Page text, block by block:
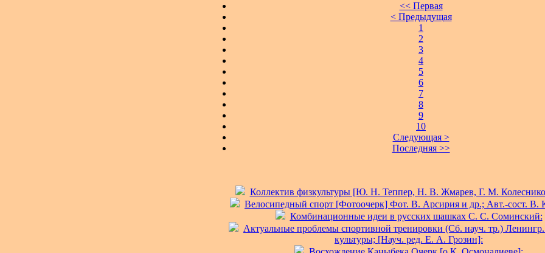
<< Первая
< Предыдущая
1
2
3
4
5
6
7
8
9
10
Следующая >
Последняя >>
Коллектив физкультуры [Ю. Н. Теппер, Н. В. Жмарев, Г. М.
Велосипедный спорт [Фотоочерк] Фот. В. Арсирия и др.; Авт.-сост. В.
Комбинационные идеи в русских шашках С. С. Соминский:
Актуальные проблемы спортивной тренировки (Сб. науч. тр.)
культуры; [Науч. ред. Е. А. Грозин]: